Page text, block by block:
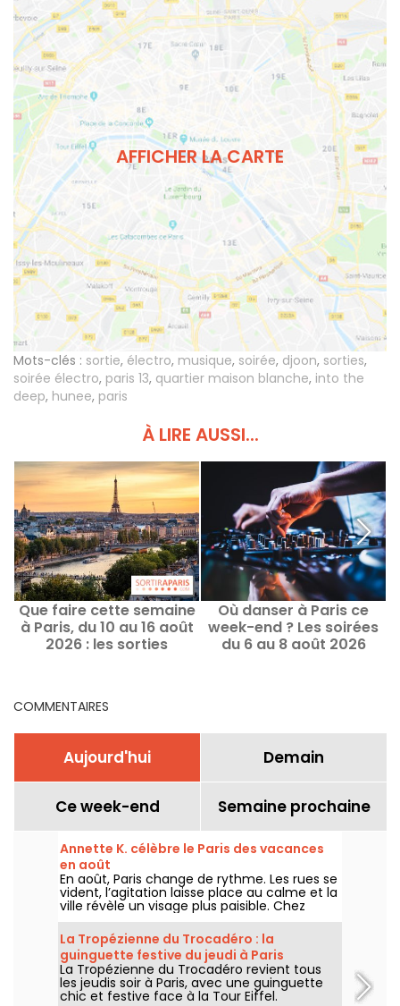
AFFICHER LA CARTE
Mots-clés : sortie, électro, musique, soirée, djoon, sorties,
soirée électro, paris 13, quartier maison blanche, into the
deep, hunee, paris
À LIRE AUSSI...
Que faire cette semaine
à Paris, du 10 au 16 août
2026 : les sorties
Où danser à Paris ce
week-end ? Les soirées
du 6 au 8 août 2026
COMMENTAIRES
Aujourd'hui Demain
Ce week-end Semaine prochaine
Annette K. célèbre le Paris des vacances
en août
En août, Paris change de rythme. Les rues se
vident, l’agitation laisse place au calme et la
ville révèle un visage plus paisible. Chez
Annette K., on profite de cette parenthèse
unique pour prolonger l’esprit des vacances,
les pieds presque dans l’eau, avant le retour
à la rentrée.
La Tropézienne du Trocadéro : la
guinguette festive du jeudi à Paris
La Tropézienne du Trocadéro revient tous
les jeudis soir à Paris, avec une guinguette
chic et festive face à la Tour Eiffel.